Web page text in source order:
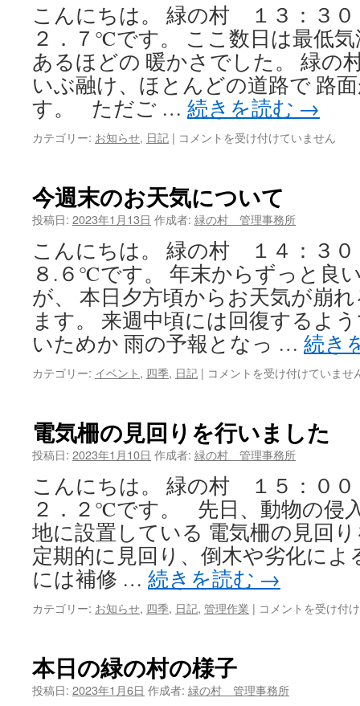
の
販
売
に
つ
い
て
こんにちは。 緑の村 １３：
２．７℃です。 ここ数日は最低
あるほどの 暖かさでした。 緑の
いぶ融け、ほとんどの道路で 路
す。 ただご … 続きを読む →
カテゴリー: お知らせ, 日記 | 緑
路
面
状
は
コメントを受け付けていません
今週末のお天気について
投稿日: 2023年1月13日 作成者: 緑の村 管理事務所
こんにちは。 緑の村 １４：
８.６℃です。 年末からずっと良
が、 本日夕方頃からお天気が崩
ます。 来週中頃には回復するよ
いためか 雨の予報となっ … 続き
カテゴリー: イベント, 四季, 日記 | 今
お
天
に
つ
い
て
は
コメントを受け付けていませ
電気柵の見回りを行いました
投稿日: 2023年1月10日 作成者: 緑の村 管理事務所
こんにちは。 緑の村 １５：
２．２℃です。 先日、動物の侵
地に設置している 電気柵の見回
定期的に見回り、倒木や劣化に
には補修 … 続きを読む →
カテゴリー: お知らせ, 四季, 日記, 管理作業 | 電
回
コメントを受け付
本日の緑の村の様子
投稿日: 2023年1月6日 作成者: 緑の村 管理事務所